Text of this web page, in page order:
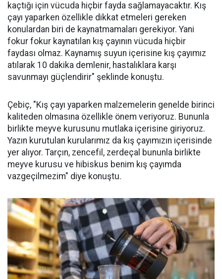
kaçtığı için vücuda hiçbir fayda sağlamayacaktır. Kış
çayı yaparken özellikle dikkat etmeleri gereken
konulardan biri de kaynatmamaları gerekiyor. Yani
fokur fokur kaynatılan kış çayının vücuda hiçbir
faydası olmaz. Kaynamış suyun içerisine kış çayımız
atılarak 10 dakika demlenir, hastalıklara karşı
savunmayı güçlendirir" şeklinde konuştu.
Çebiç, "Kış çayı yaparken malzemelerin genelde birinci
kaliteden olmasına özellikle önem veriyoruz. Bununla
birlikte meyve kurusunu mutlaka içerisine giriyoruz.
Yazın kurutulan kurularımız da kış çayımızın içerisinde
yer alıyor. Tarçın, zencefil, zerdeçal bununla birlikte
meyve kurusu ve hibiskus benim kış çayımda
vazgeçilmezim" diye konuştu.